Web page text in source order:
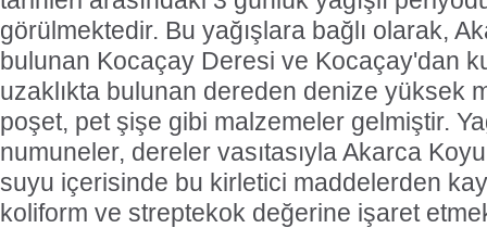
görülmektedir. Bu yağışlara bağlı olarak,
bulunan Kocaçay Deresi ve Kocaçay'dan
uzaklıkta bulunan dereden denize yüksek
poşet, pet şişe gibi malzemeler gelmiştir.
numuneler, dereler vasıtasıyla Akarca
suyu içerisinde bu kirletici maddelerden
koliform ve streptekok değerine işaret